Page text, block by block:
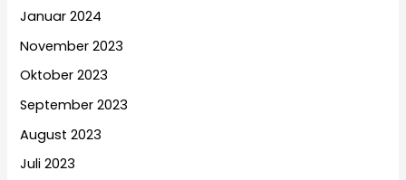
Januar 2024
November 2023
Oktober 2023
September 2023
August 2023
Juli 2023